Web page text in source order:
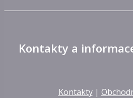
Kontakty a
Kontakty|